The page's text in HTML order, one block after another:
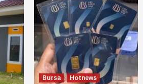
Bursa
Hotnews